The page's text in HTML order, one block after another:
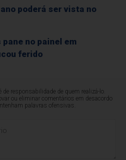
poderá ser vista no
no painel em
ferido
responsabilidade de quem realizá-lo.
ou eliminar comentários em desacordo
palavras ofensivas.